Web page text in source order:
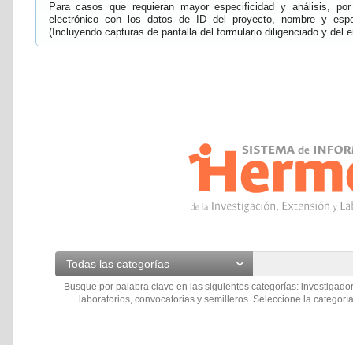
Para casos que requieran mayor especificidad y análisis,
electrónico con los datos de ID del proyecto, nombre y
(Incluyendo capturas de pantalla del formulario diligenciado y del
Todas las categorías
Busque por palabra clave en las siguientes categorías:
laboratorios, convocatorias y semilleros. Seleccione la